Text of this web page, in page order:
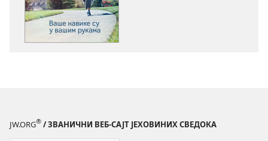
вашимвашим
JW.ORG® / ЗВАНИЧНИ ВЕБ-САЈТ ЈЕХОВИНИХ СВЕДОКА